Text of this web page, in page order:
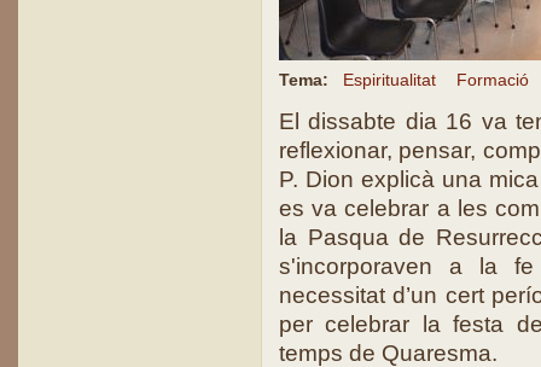
Tema: Espiritualitat Formació
El dissabte dia 16 va
reflexionar, pensar,
P. Dion explicà una
es va celebrar a les
la Pasqua de
s'incorporaven a la
necessitat d’un cert
per celebrar la festa
temps de Quaresma.